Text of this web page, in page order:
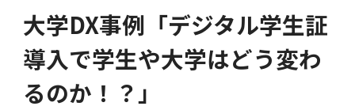
SHINtube 導入支援
統合認証基盤（IdP）導入支援
大学DX事例「デジタル学生証
導入で学生や大学はどう変わ
るのか！？」